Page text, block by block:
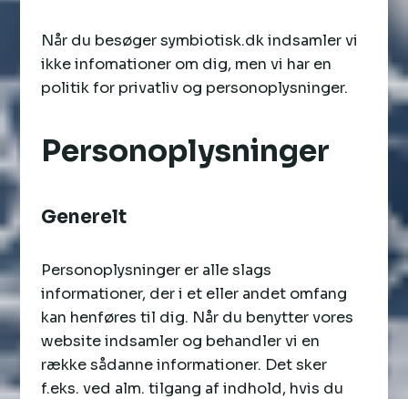
Når du besøger symbiotisk.dk indsamler vi
ikke infomationer om dig, men vi har en
politik for privatliv og personoplysninger.
Personoplysninger
Generelt
Personoplysninger er alle slags
informationer, der i et eller andet omfang
kan henføres til dig. Når du benytter vores
website indsamler og behandler vi en
række sådanne informationer. Det sker
f.eks. ved alm. tilgang af indhold, hvis du